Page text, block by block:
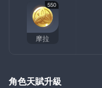
550
摩拉
角色天賦升級